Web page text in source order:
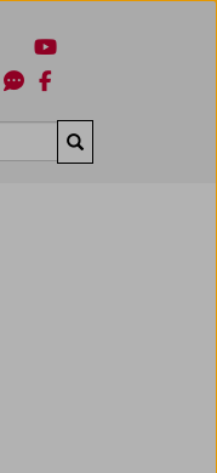
Suchen